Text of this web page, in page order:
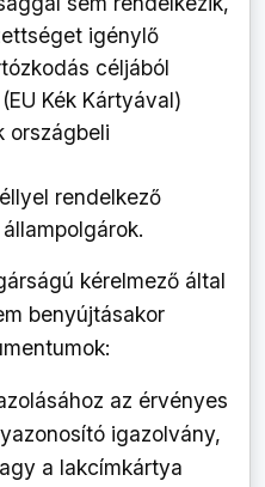
igénylő
céljából
Kék Kártyával)
országbeli
rendelkező
kérelmező által
benyújtásakor
az érvényes
igazolvány,
a lakcímkártya